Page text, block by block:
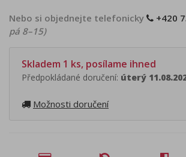
Nebo si objednejte telefonicky +420
pá 8–15)
Skladem 1 ks, posílame ihned
Předpokládané doručení: úterý
Možnosti doručení